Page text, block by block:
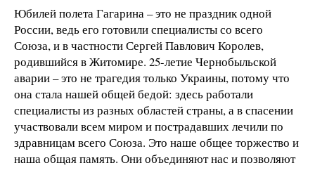
Юбилей полета Гагарина – это не праздник одной
России, ведь его готовили специалисты со всего
Союза, и в частности Сергей Павлович Королев,
родившийся в Житомире. 25-летие Чернобыльской
аварии – это не трагедия только Украины, потому что
она стала нашей общей бедой: здесь работали
специалисты из разных областей страны, а в спасении
участвовали всем миром и пострадавших лечили по
здравницам всего Союза. Это наше общее торжество и
наша общая память. Они объединяют нас и позволяют